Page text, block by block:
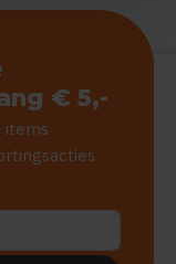
€ 5,-
items